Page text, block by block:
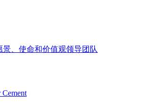
景、使命和价值观领导团队